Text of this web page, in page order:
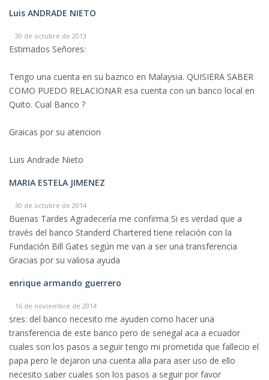
Luis ANDRADE NIETO
30 de octubre de 2013
Estimados Señores:
Tengo una cuenta en su baznco en Malaysia. QUISIERA SABER
COMO PUEDO RELACIONAR esa cuenta con un banco local en
Quito. Cual Banco ?
Graicas por su atencion
Luis Andrade Nieto
MARIA ESTELA JIMENEZ
30 de octubre de 2014
Buenas Tardes Agradecería me confirma Si es verdad que a
través del banco Standerd Chartered tiene relación con la
Fundación Bill Gates según me van a ser una transferencia
Gracias por su valiosa ayuda
enrique armando guerrero
16 de noviembre de 2014
sres: del banco necesito me ayuden como hacer una
transferencia de este banco pero de senegal aca a ecuador
cuales son los pasos a seguir tengo mi prometida que fallecio el
papa pero le dejaron una cuenta alla para aser uso de ello
necesito saber cuales son los pasos a seguir por favor